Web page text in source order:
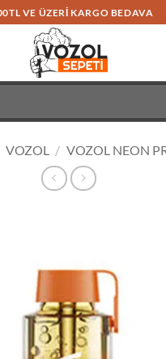
VE ÜZERI KARGO BEDAVA
VOZOL / VOZOL NEON